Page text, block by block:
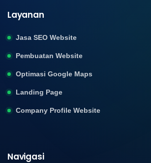
Layanan
Jasa SEO Website
Pembuatan Website
Optimasi Google Maps
Landing Page
Company Profile Website
Navigasi